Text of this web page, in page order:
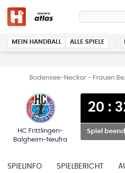
MEIN HANDBALL ALLE SPIELE
Bodensee-Neckar - Frauen
HC Frittlingen-
Balgheim-Neufra
20 :
Spiel
SPIELINFO SPIELBERICHT